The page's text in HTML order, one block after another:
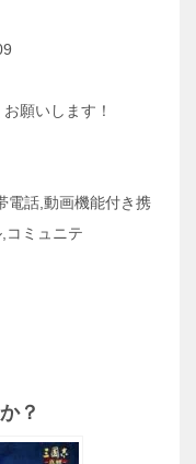
願いします！
電話,動画機能付き携
コミュニテ
？